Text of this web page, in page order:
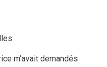
m’avait demandés